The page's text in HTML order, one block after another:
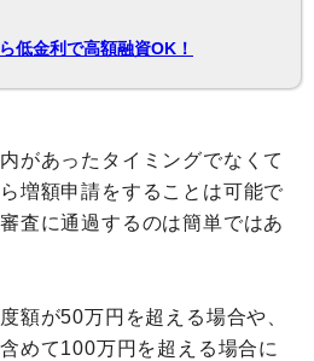
低金利で高額融資OK！
があったタイミングでなくて
増額申請をすることは可能で
査に通過するのは簡単ではあ
額が50万円を超える場合や、
めて100万円を超える場合に